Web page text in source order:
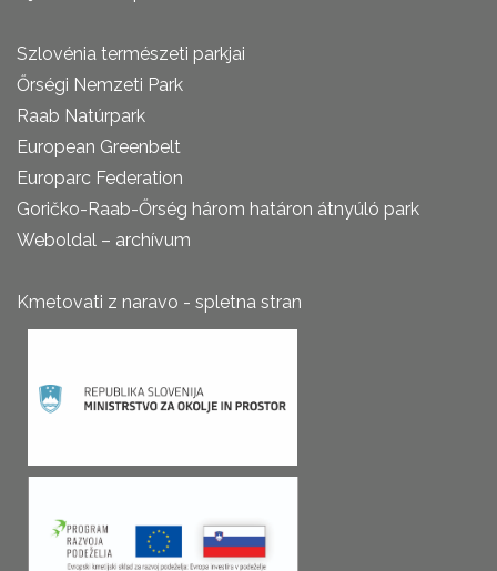
Szlovénia természeti parkjai
Őrségi Nemzeti Park
Raab Natúrpark
European Greenbelt
Europarc Federation
Goričko-Raab-Őrség három határon átnyúló park
Weboldal – archívum
Kmetovati z naravo - spletna stran